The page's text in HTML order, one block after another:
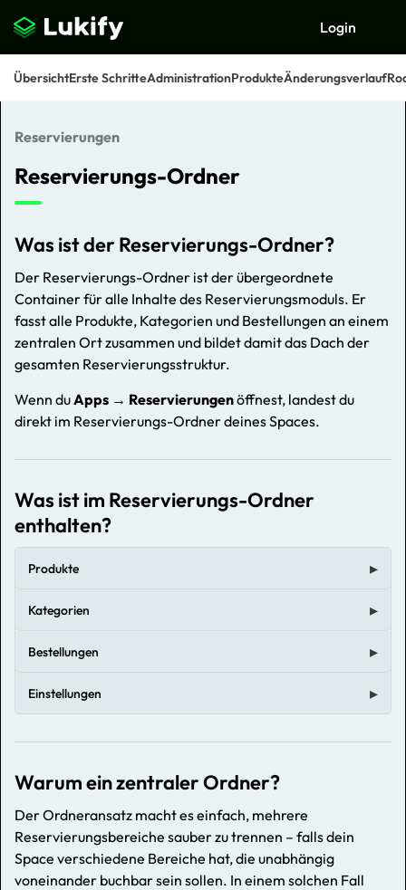
Login
ÜbersichtErste SchritteAdministrationProdukteÄnderungsverlauf
Suchen
Reservierungen
Reservierungs-Ordner
Was ist der Reservierungs-Ordner?
Der Reservierungs-Ordner ist der übergeordnete
Container für alle Inhalte des Reservierungsmoduls. Er
fasst alle Produkte, Kategorien und Bestellungen an einem
zentralen Ort zusammen und bildet damit das Dach der
gesamten Reservierungsstruktur.
Wenn duApps → Reservierungenöffnest, landest du
direkt im Reservierungs-Ordner deines Spaces.
Was ist im Reservierungs-Ordner
enthalten?
Produkte
Kategorien
Bestellungen
Einstellungen
Warum ein zentraler Ordner?
Der Ordneransatz macht es einfach, mehrere
Reservierungsbereiche sauber zu trennen – falls dein
Space verschiedene Bereiche hat, die unabhängig
voneinander buchbar sein sollen. In einem solchen Fall